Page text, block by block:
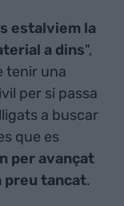
estalviem la
a dins",
tenir una
per si passa
a buscar
que es
per avançat
preu tancat.